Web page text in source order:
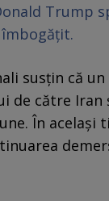
Trump
susțin că
de către Iran
În